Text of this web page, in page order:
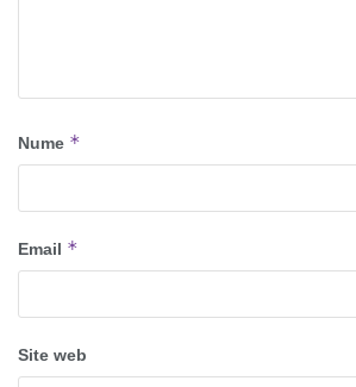
Nume *
Email *
Site web